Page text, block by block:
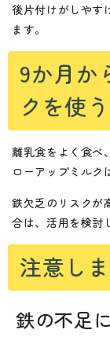
後片付けがしやす
ます。
9か月か
クを使
離乳食をよく食べ
ローアップミルク
鉄欠乏のリスクが
合は、活用を検討
注意し
鉄の不足